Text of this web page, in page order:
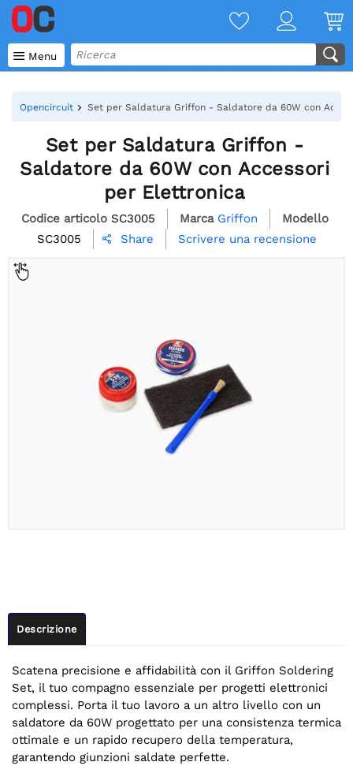
 Menu
Opencircuit Set per Saldatura Griffon - Saldatore da 60W con
Set per Saldatura Griffon -
Saldatore da 60W con Accessori
per Elettronica
Codice articolo SC3005 Marca Griffon
Modello
SC3005
 Share Scrivere una recensione
Descrizione
Scatena precisione e affidabilità con il Griffon Soldering
Set, il tuo compagno essenziale per progetti elettronici
complessi. Porta il tuo lavoro a un altro livello con un
saldatore da 60W progettato per una consistenza termica
ottimale e un rapido recupero della temperatura,
garantendo giunzioni saldate perfette.